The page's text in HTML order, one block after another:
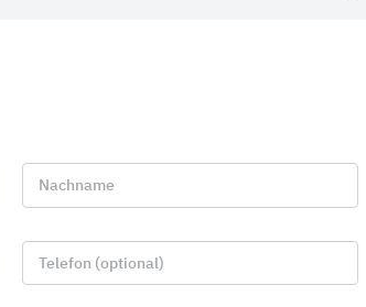
Nachname
Telefon (optional)